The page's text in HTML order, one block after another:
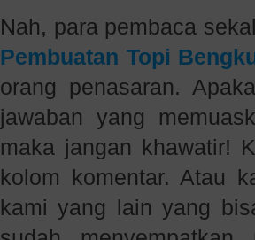
Nah, para pembaca
Pembuatan Topi
orang penasaran.
jawaban yang
maka jangan khawatir!
kolom komentar. Atau
kami yang lain yang